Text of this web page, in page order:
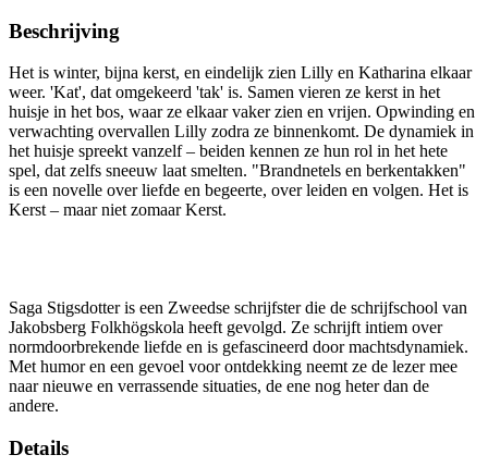
Beschrijving
Het is winter, bijna kerst, en eindelijk zien Lilly en Katharina elkaar
weer. 'Kat', dat omgekeerd 'tak' is. Samen vieren ze kerst in het
huisje in het bos, waar ze elkaar vaker zien en vrijen. Opwinding en
verwachting overvallen Lilly zodra ze binnenkomt. De dynamiek in
het huisje spreekt vanzelf – beiden kennen ze hun rol in het hete
spel, dat zelfs sneeuw laat smelten. "Brandnetels en berkentakken"
is een novelle over liefde en begeerte, over leiden en volgen. Het is
Kerst – maar niet zomaar Kerst.
Saga Stigsdotter is een Zweedse schrijfster die de schrijfschool van
Jakobsberg Folkhögskola heeft gevolgd. Ze schrijft intiem over
normdoorbrekende liefde en is gefascineerd door machtsdynamiek.
Met humor en een gevoel voor ontdekking neemt ze de lezer mee
naar nieuwe en verrassende situaties, de ene nog heter dan de
andere.
Details